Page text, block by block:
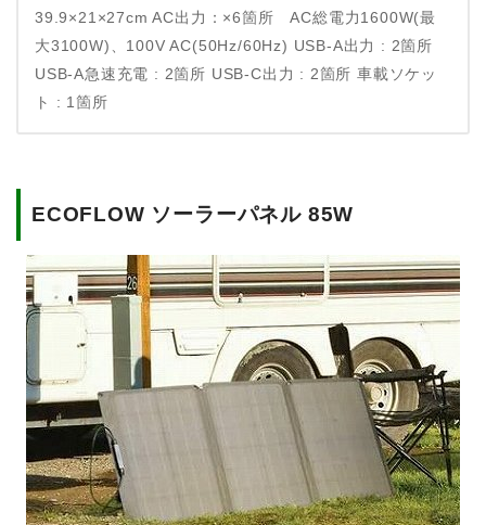
39.9×21×27cm AC出力：×6箇所 AC総電力1600W(最
大3100W)、100V AC(50Hz/60Hz) USB-A出力 : 2箇所
USB-A急速充電 : 2箇所 USB-C出力 : 2箇所 車載ソケッ
ト : 1箇所
ECOFLOW ソーラーパネル 85W